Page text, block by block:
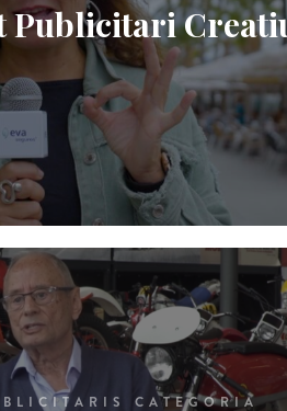
Publicitari
CATEGORIA